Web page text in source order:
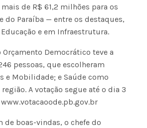
de R$ 61,2 milhões para os
do Paraíba — entre os destaques,
e em Infraestrutura.
Orçamento Democrático teve a
pessoas, que escolheram
e Mobilidade; e Saúde como
A votação segue até o dia 3
de boas-vindas, o chefe do